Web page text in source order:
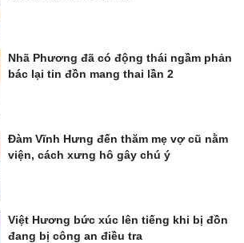
Nhã Phương đã có động thái ngầm phản
bác lại tin đồn mang thai lần 2
Đàm Vĩnh Hưng đến thăm mẹ vợ cũ nằm
viện, cách xưng hô gây chú ý
Việt Hương bức xúc lên tiếng khi bị đồn
đang bị công an điều tra